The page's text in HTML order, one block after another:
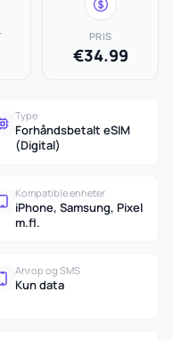
PRIS
€34.99
Type
Forhåndsbetalt eSIM
(Digital)
Kompatible enheter
iPhone, Samsung, Pixel
m.fl.
Anrop og SMS
Kun data